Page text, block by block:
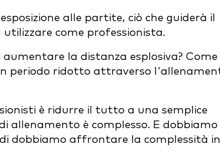
alle partite, ciò che guiderà il
utilizzare come professionista.
la distanza esplosiva? Come
periodo ridotto attraverso
è ridurre il tutto a una semplice
allenamento è complesso. E dobbiamo
dobbiamo affrontare la complessità in